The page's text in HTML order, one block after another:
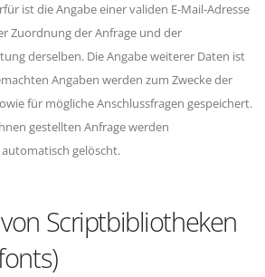
ist die Angabe einer validen E-Mail-Adresse
Zuordnung der Anfrage und der
derselben. Die Angabe weiterer Daten ist
Angaben werden zum Zwecke der
für mögliche Anschlussfragen gespeichert.
gestellten Anfrage werden
gelöscht.
Scriptbibliotheken